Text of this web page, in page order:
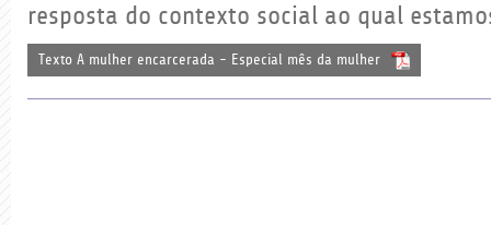
resposta do contexto social ao qual
Texto A mulher encarcerada - Especial mês da mulher